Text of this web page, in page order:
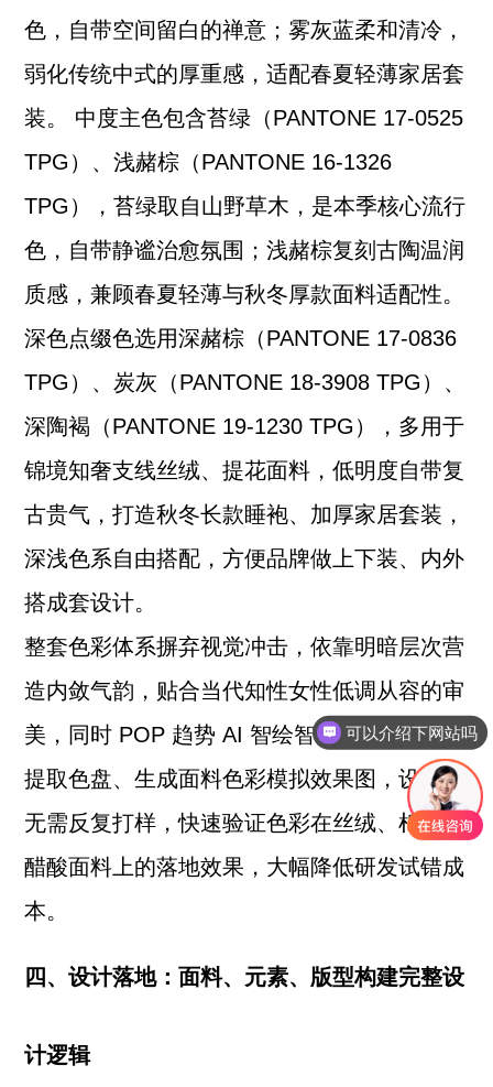
色，自带空间留白的禅意；雾灰蓝柔和清冷，
弱化传统中式的厚重感，适配春夏轻薄家居套
装。 中度主色包含苔绿（PANTONE 17-0525
TPG）、浅赭棕（PANTONE 16-1326
TPG），苔绿取自山野草木，是本季核心流行
色，自带静谧治愈氛围；浅赭棕复刻古陶温润
质感，兼顾春夏轻薄与秋冬厚款面料适配性。
深色点缀色选用深赭棕（PANTONE 17-0836
TPG）、炭灰（PANTONE 18-3908 TPG）、
深陶褐（PANTONE 19-1230 TPG），多用于
锦境知奢支线丝绒、提花面料，低明度自带复
古贵气，打造秋冬长款睡袍、加厚家居套装，
深浅色系自由搭配，方便品牌做上下装、内外
搭成套设计。
整套色彩体系摒弃视觉冲击，依靠明暗层次营
造内敛气韵，贴合当代知性女性低调从容的审
美，同时 POP 趋势 AI 智绘智能软件可一键
提取色盘、生成面料色彩模拟效果图，设计师
无需反复打样，快速验证色彩在丝绒、棉麻、
醋酸面料上的落地效果，大幅降低研发试错成
本。
四、设计落地：面料、元素、版型构建完整设
计逻辑
可以介绍下网站吗